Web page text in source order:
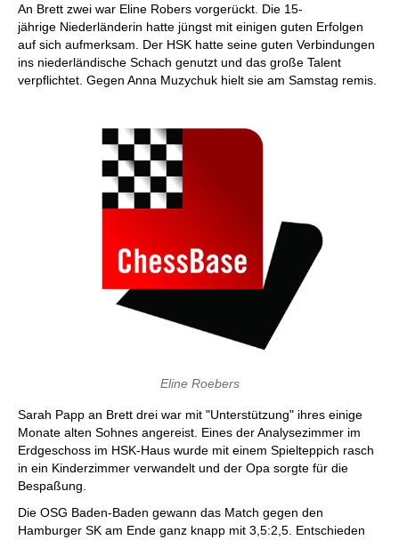
An Brett zwei war Eline Robers vorgerückt. Die 15-
jährige Niederländerin hatte jüngst mit einigen guten Erfolgen
auf sich aufmerksam. Der HSK hatte seine guten Verbindungen
ins niederländische Schach genutzt und das große Talent
verpflichtet. Gegen Anna Muzychuk hielt sie am Samstag remis.
Eline Roebers
Sarah Papp an Brett drei war mit "Unterstützung" ihres einige
Monate alten Sohnes angereist. Eines der Analysezimmer im
Erdgeschoss im HSK-Haus wurde mit einem Spielteppich rasch
in ein Kinderzimmer verwandelt und der Opa sorgte für die
Bespaßung.
Die OSG Baden-Baden gewann das Match gegen den
Hamburger SK am Ende ganz knapp mit 3,5:2,5. Entschieden